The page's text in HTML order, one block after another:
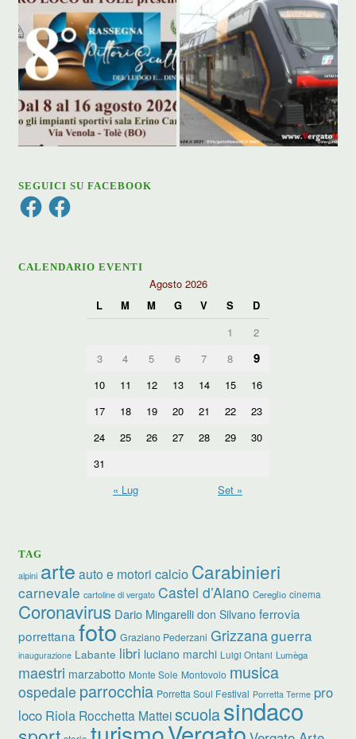
SEGUICI SU FACEBOOK
FacebookFacebook
CALENDARIO EVENTI
Agosto 2026
L
M M G V S
D
1
2
3
4 5 6 7 8 9
10 11 12 13 14 15
16
17
18 19 20 21 22
23
24
25 26 27 28 29
30
31
« Lug
Set »
TAG
alpini arte auto e motori calcio Carabinieri
carnevale cartoline di vergato Castel d’Aiano Cereglio cinema
Coronavirus Dario Mingarelli don Silvano ferrovia
porrettana foto Graziano Pederzani Grizzanaguerra
inaugurazione Labante libri luciano marchi Luigi Ontani Lumèga
maestri marzabotto Monte Sole Montovolo musica
ospedale parrocchia Porretta Soul Festival Porretta Terme pro
loco Riola Rocchetta Matteiscuolasindaco